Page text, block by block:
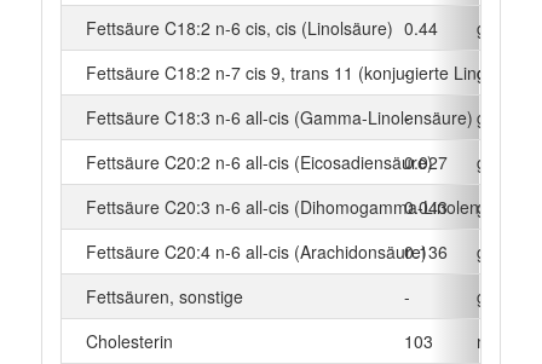
Fettsäure C18:2 n-6 cis, cis (Linolsäure) 0.44
g
Fettsäure C18:2 n-7 cis 9, trans 11 (konjugierte Linolsäure)
-
g
Fettsäure C18:3 n-6 all-cis (Gamma-Linolensäure)
-
g
Fettsäure C20:2 n-6 all-cis (Eicosadiensäure)
0.027
g
Fettsäure C20:3 n-6 all-cis (Dihomogamma-Linolensäure)
0.043
g
Fettsäure C20:4 n-6 all-cis (Arachidonsäure)0.136
g
Fettsäuren, sonstige
-
g
Cholesterin
103
mg